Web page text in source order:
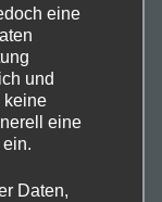
eine
und
keine
eine
Daten,